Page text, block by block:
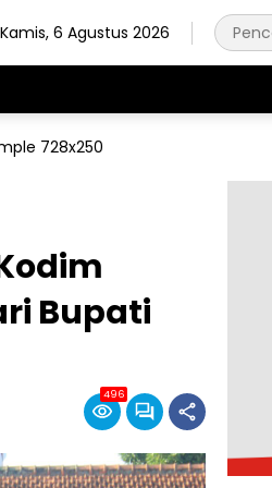
Kamis, 6 Agustus 2026
Bupati
496